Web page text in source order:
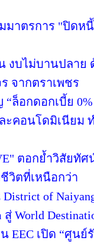
มาตรการ "ปิดห
บไม่บานปลาย ด้
จากตราเพชร
ล็อกดอกเบี้ย
ะคอนโดมิเนียม
ตอกย้ำวิสัยทัศ
วิตที่เหนือกว่า
of
World
EEC เปิด “ศูน